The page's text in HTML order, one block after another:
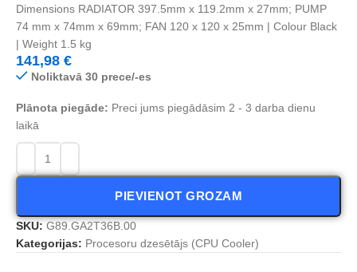
Dimensions RADIATOR 397.5mm x 119.2mm x 27mm; PUMP
74 mm x 74mm x 69mm; FAN 120 x 120 x 25mm | Colour Black
| Weight 1.5 kg
141,98 €
Noliktavā 30 prece/-es
Plānota piegāde: Preci jums piegādāsim 2 - 3 darba dienu
laikā
PIEVIENOT GROZAM
SKU: G89.GA2T36B.00
Kategorijas: Procesoru dzesētājs (CPU Cooler)